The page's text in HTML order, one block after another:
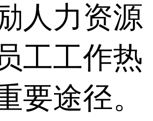
人力资源
工工作热
要途径。